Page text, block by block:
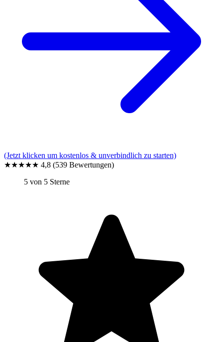
(Jetzt klicken um kostenlos & unverbindlich zu starten)
★★★★★ 4,8 (539 Bewertungen)
5 von 5 Sterne